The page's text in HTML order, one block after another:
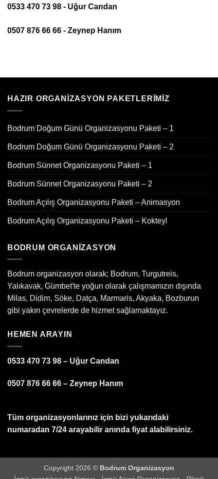
0533 470 73 98 - Uğur Candan
0507 876 66 66 - Zeynep Hanım
HAZIR ORGANIZASYON PAKETLERIMIZ
Bodrum Doğum Günü Organizasyonu Paketi – 1
Bodrum Doğum Günü Organizasyonu Paketi – 2
Bodrum Sünnet Organizasyonu Paketi – 1
Bodrum Sünnet Organizasyonu Paketi – 2
Bodrum Açılış Organizasyonu Paketi – Animasyon
Bodrum Açılış Organizasyonu Paketi – Kokteyl
BODRUM ORGANIZASYON
Bodrum organizasyon olarak; Bodrum, Turgutreis,
Yalıkavak, Gümbet'te yoğun olarak çalışmamızın dışında
Milas, Didim, Söke, Datça, Marmaris, Akyaka, Bozburun
gibi yakın çevrelerde de hizmet sağlamaktayız.
HEMEN ARAYIN
0533 470 73 98 – Uğur Candan
0507 876 66 66 – Zeynep Hanım
Tüm organizasyonlarınız için bizi yukarıdaki
numaradan 7/24 arayabilir anında fiyat alabilirsiniz.
Copyright 2026 © Bodrum Organizasyon